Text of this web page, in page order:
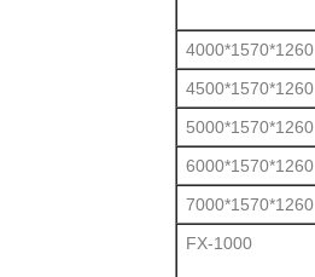
4000*1570*1260
4500*1570*1260
5000*1570*1260
6000*1570*1260
7000*1570*1260
FX-1000